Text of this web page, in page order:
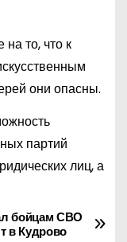
то, что к
они опасны.
партий
лиц, а
бойцам СВО
в Кудрово